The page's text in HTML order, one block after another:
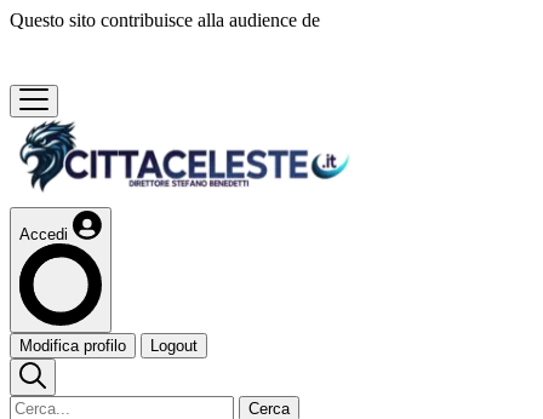
Questo sito contribuisce alla audience de
Accedi
Modifica profilo Logout
Cerca